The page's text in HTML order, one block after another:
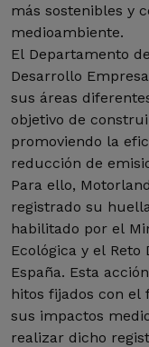
más sostenibles y
medioambiente.
El Departamento
Desarrollo
sus áreas
objetivo de
promoviendo la
reducción de
Para ello,
registrado su
habilitado por el
Ecológica y el Reto
España. Esta
hitos fijados con
sus impactos
realizar dicho